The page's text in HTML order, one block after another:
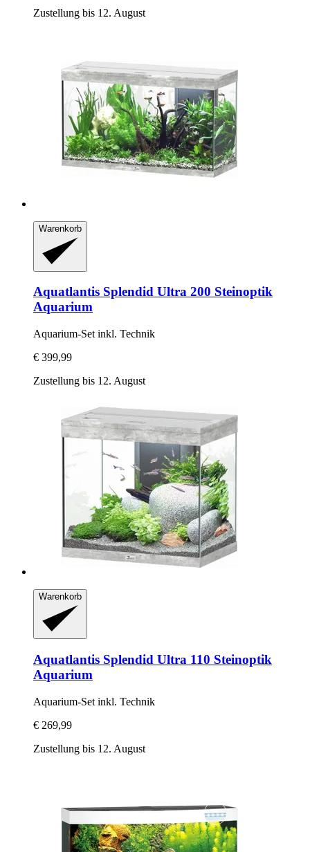
Zustellung bis 12. August
Warenkorb
Aquatlantis Splendid Ultra 200 Steinoptik
Aquarium
Aquarium-​Set inkl. Technik
€ 399,99
Zustellung bis 12. August
Warenkorb
Aquatlantis Splendid Ultra 110 Steinoptik
Aquarium
Aquarium-​Set inkl. Technik
€ 269,99
Zustellung bis 12. August